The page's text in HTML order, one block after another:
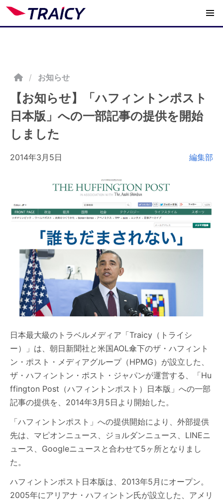
/ お知らせ
【お知らせ】「ハフィントンポスト
日本版」への一部記事の提供を開始
しました
2014年3月5日 編集部
日本最大級のトラベルメディア「Traicy（トライシ
ー）」は、朝日新聞社と米国AOL傘下のザ・ハフィント
ン・ポスト・メディアグループ（HPMG）が設立した、
ザ・ハフィントン・ポスト・ジャパンが運営する、「Hu
ffington Post（ハフィントンポスト）日本版」への一部
記事の提供を、2014年3月5日より開始した。
「ハフィントンポスト」への提供開始により、外部提供
先は、マピオンニュース、ジョルダンニュース、LINEニ
ュース、Googleニュースと合わせて5ヶ所となりまし
た。
ハフィントンポスト日本版は、2013年5月にオープン。
2005年にアリアナ・ハフィントン氏が設立した、アメリ